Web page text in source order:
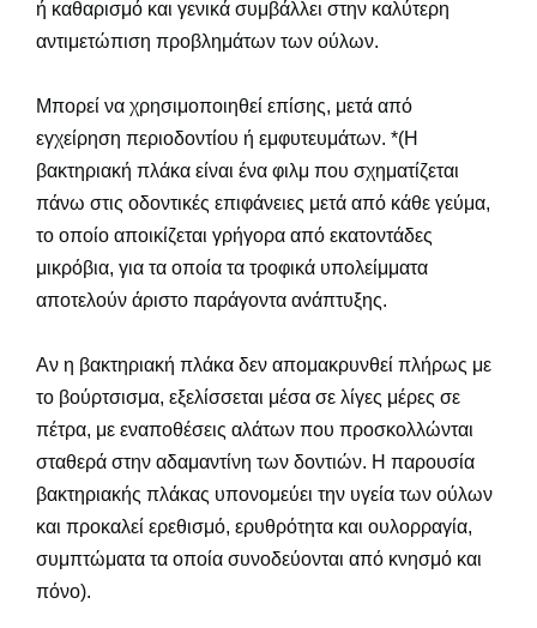
ή καθαρισμό και γενικά συμβάλλει στην καλύτερη
αντιμετώπιση προβλημάτων των ούλων.
Μπορεί να χρησιμοποιηθεί επίσης, μετά από
εγχείρηση περιοδοντίου ή εμφυτευμάτων. *(Η
βακτηριακή πλάκα είναι ένα φιλμ που σχηματίζεται
πάνω στις οδοντικές επιφάνειες μετά από κάθε γεύμα,
το οποίο αποικίζεται γρήγορα από εκατοντάδες
μικρόβια, για τα οποία τα τροφικά υπολείμματα
αποτελούν άριστο παράγοντα ανάπτυξης.
Αν η βακτηριακή πλάκα δεν απομακρυνθεί πλήρως με
το βούρτσισμα, εξελίσσεται μέσα σε λίγες μέρες σε
πέτρα, με εναποθέσεις αλάτων που προσκολλώνται
σταθερά στην αδαμαντίνη των δοντιών. Η παρουσία
βακτηριακής πλάκας υπονομεύει την υγεία των ούλων
και προκαλεί ερεθισμό, ερυθρότητα και ουλορραγία,
συμπτώματα τα οποία συνοδεύονται από κνησμό και
πόνο).